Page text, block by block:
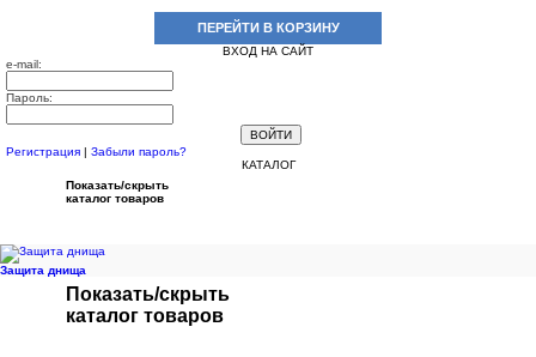
ПЕРЕЙТИ В КОРЗИНУ
ВХОД НА САЙТ
e-mail:
Пароль:
Регистрация
Забыли пароль?
КАТАЛОГ
Показать/скрыть
каталог товаров
Защита днища
Показать/скрыть
каталог товаров